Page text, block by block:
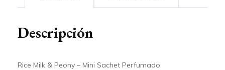
Descripción
Rice Milk & Peony – Mini Sachet Perfumado